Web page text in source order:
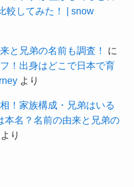
較してみた！ | snow
と兄弟の名前も調査！
に
！出身はどこで日本で育
より
！家族構成・兄弟はいる
本名？名前の由来と兄弟の
り